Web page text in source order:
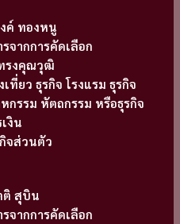
ค์ ทองหนู
จากการคัดเลือก
รงคุณวุฒิ
ที่ยว ธุรกิจ โรงแรม ธุรกิจ
กรรม หัตถกรรม หรือธุรกิจ
งิน
จส่วนตัว
ติ สุบิน
จากการคัดเลือก